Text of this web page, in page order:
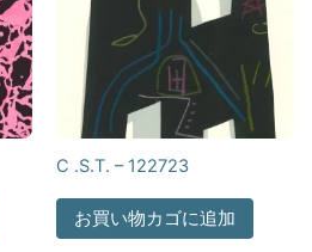
C .S.T. – 122723
お買い物カゴに追加